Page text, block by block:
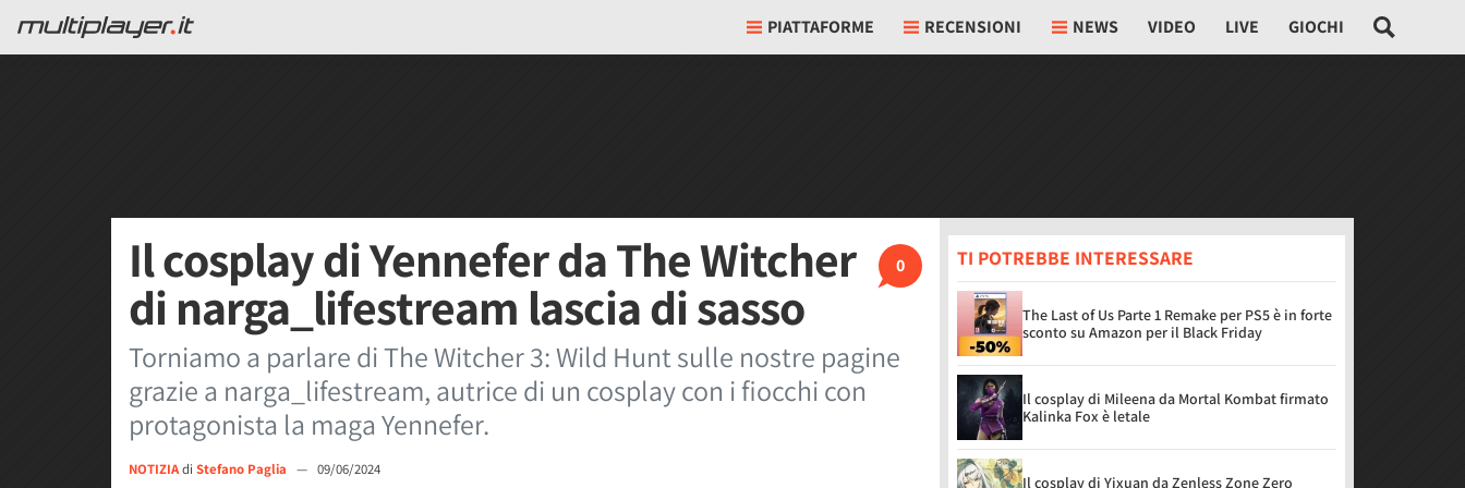
PIATTAFORME RECENSIONI NEWS VIDEO LIVE GIOCHI
0
Il cosplay di Yennefer da The Witcher
di narga_lifestream lascia di sasso
Torniamo a parlare di The Witcher 3: Wild Hunt sulle nostre pagine
grazie a narga_lifestream, autrice di un cosplay con i fiocchi con
protagonista la maga Yennefer.
NOTIZIAdi Stefano Paglia — 09/06/2024
TI POTREBBE INTERESSARE
The Last of Us Parte 1 Remake per PS5 è in forte
sconto su Amazon per il Black Friday
Il cosplay di Mileena da Mortal Kombat firmato
Kalinka Fox è letale
Il cosplay di Yixuan da Zenless Zone Zero